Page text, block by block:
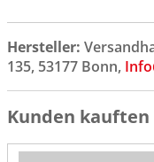
Hersteller:
135, 53177 Bonn,
Kunden kauften